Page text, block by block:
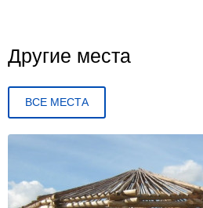
Другие места
ВСЕ МЕСТА